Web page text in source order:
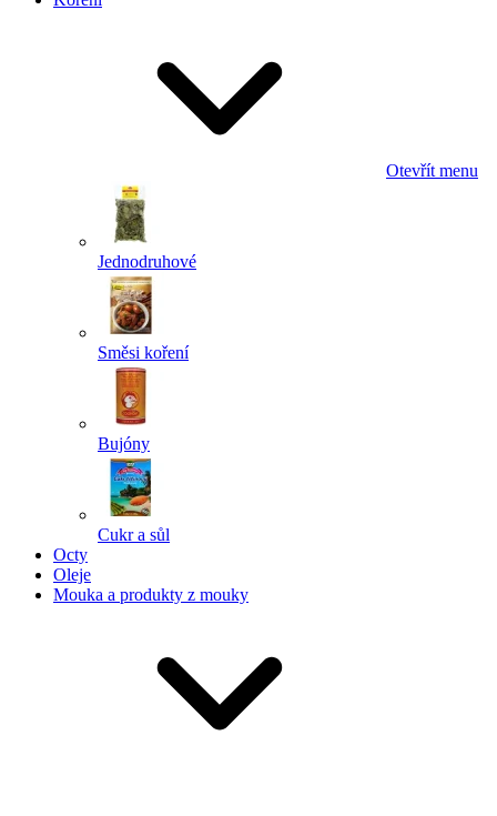
Otevřít menu
Jednodruhové
Směsi koření
Bujóny
Cukr a sůl
Octy
Oleje
Mouka a produkty z mouky